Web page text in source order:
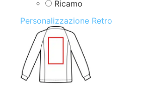
Ricamo
Personalizzazione Retro